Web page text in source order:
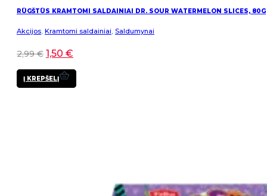
RŪGŠTŪS KRAMTOMI SALDAINIAI DR. SOUR WATERMELON SLICES, 80G
Akcijos, Kramtomi saldainiai, Saldumynai
2,99€ 1,50 €
Į KREPŠELĮ